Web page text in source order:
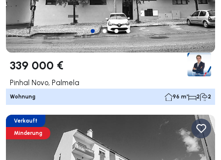
339 000 €
Pinhal Novo, Palmela
Wohnung 96 m² 2 2
Verkauft
Minderung